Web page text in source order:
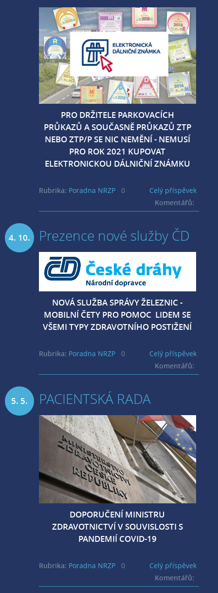
PRO DRŽITELE PARKOVACÍCH
PRŮKAZŮ A SOUČASNĚ PRŮKAZŮ ZTP
NEBO ZTP/P SE NIC NEMĚNÍ - NEMUSÍ
PRO ROK 2021 KUPOVAT
ELEKTRONICKOU DÁLNIČNÍ ZNÁMKU
Celý příspěvek
Rubrika: Poradna NRZP
0
Komentářů:
4. 10. Prezence nové služby ČD
NOVÁ SLUŽBA SPRÁVY ŽELEZNIC -
MOBILNÍ ČETY PRO POMOC LIDEM SE
VŠEMI TYPY ZDRAVOTNÍHO POSTIŽENÍ
Celý příspěvek
Rubrika: Poradna NRZP
0
Komentářů:
5. 5. PACIENTSKÁ RADA
DOPORUČENÍ MINISTRU
ZDRAVOTNICTVÍ V SOUVISLOSTI S
PANDEMIÍ COVID-19
Celý příspěvek
Rubrika: Poradna NRZP
0
Komentářů: